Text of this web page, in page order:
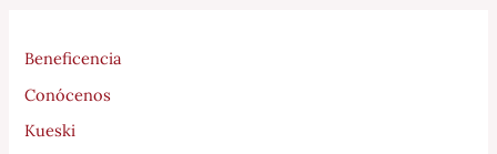
Beneficencia
Conócenos
Kueski